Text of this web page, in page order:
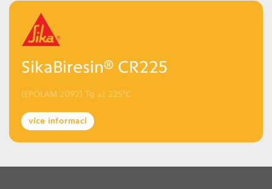
SikaBiresin® CR225
(EPOLAM 2092) Tg až 225°C
více informací